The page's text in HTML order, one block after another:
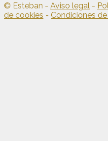
© Esteban - Aviso legal -
de cookies - Condiciones